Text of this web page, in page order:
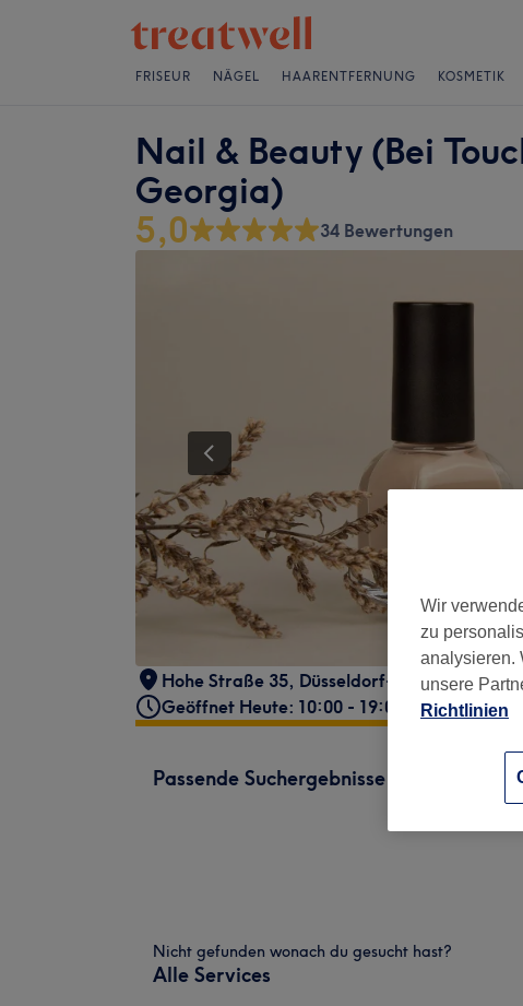
FRISEUR NÄGEL HAARENTFERNUNG KOSMETIK
Nail & Beauty (Bei
Georgia)
5,0 34 Bewertungen
Hohe Straße 35, Düsseldorf-Stadtbezirk 1,
Geöffnet Heute: 10:00 - 19:00
Passende Suchergebnisse
Nicht gefunden wonach du gesucht hast?
Alle Services
Wir
zu
analysieren.
unsere
Richtlinien